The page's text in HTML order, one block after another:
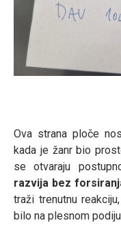
Ova strana ploče
kada je žanr bio
se otvaraju
razvija bez
traži trenutnu
bilo na plesnom